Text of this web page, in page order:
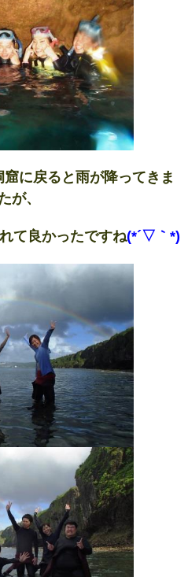
に戻ると雨が降ってきま
が、
て良かったですね(*´▽｀*)